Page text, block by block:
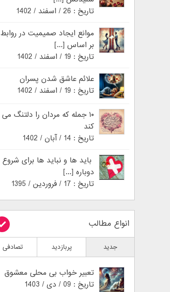
تاریخ : 26 / اسفند / 1402
موانع ایجاد صمیمیت در روابط
بر اساس [...]
تاریخ : 19 / اسفند / 1402
علائم عاشق شدن پسران
تاریخ : 19 / اسفند / 1402
۱۰ جمله که مردان را دلتنگ می
کند
تاریخ : 14 / آبان / 1402
باید ها و نباید ها برای شروع
دوباره [...]
تاریخ : 17 / فروردین / 1395
انواع مطالب
جدید پربازدید تصادفی
تعبیر خواب بی محلی معشوق
تاریخ : 09 / دی / 1403